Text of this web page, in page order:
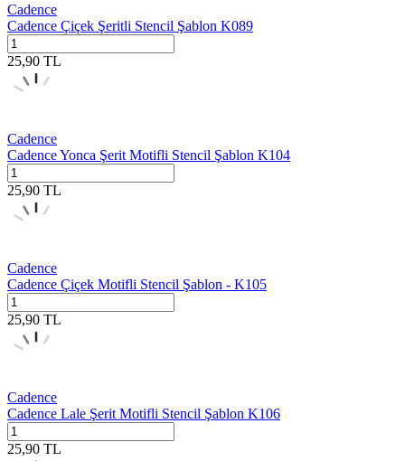
Cadence
Cadence Çiçek Şeritli Stencil Şablon K089
25,90 TL
Cadence
Cadence Yonca Şerit Motifli Stencil Şablon K104
25,90 TL
Cadence
Cadence Çiçek Motifli Stencil Şablon - K105
25,90 TL
Cadence
Cadence Lale Şerit Motifli Stencil Şablon K106
25,90 TL